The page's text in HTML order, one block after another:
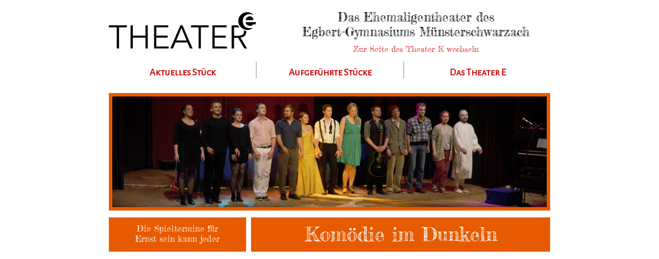
Das Ehemaligentheater des
Egbert-Gymnasiums Münsterschwarzach
Zur Seite des Theater K wechseln
Aktuelles Stück Aufgeführte Stücke Das Theater E
Die Spieltermine für
Ernst sein kann jeder
Komödie im Dunkeln